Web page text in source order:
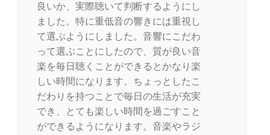
良いか、実際聴いて判断するようにし
ました。特に重低音の響きには重視し
て選ぶようにしました。音響にこだわ
って選ぶことにしたので、質が良い音
楽を毎日聴くことができるとかなり楽
しい時間になります。ちょっとしたこ
だわりを持つことで毎日の生活が充実
でき、とても楽しい時間を過ごすこと
ができるようになります。音楽やラジ